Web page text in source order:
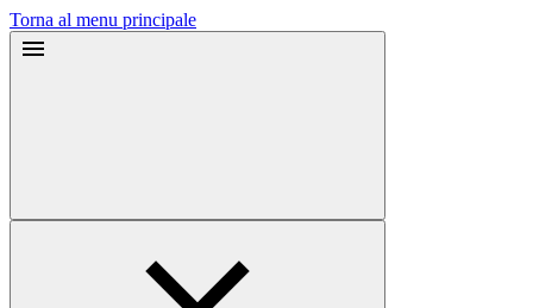
Torna al menu principale